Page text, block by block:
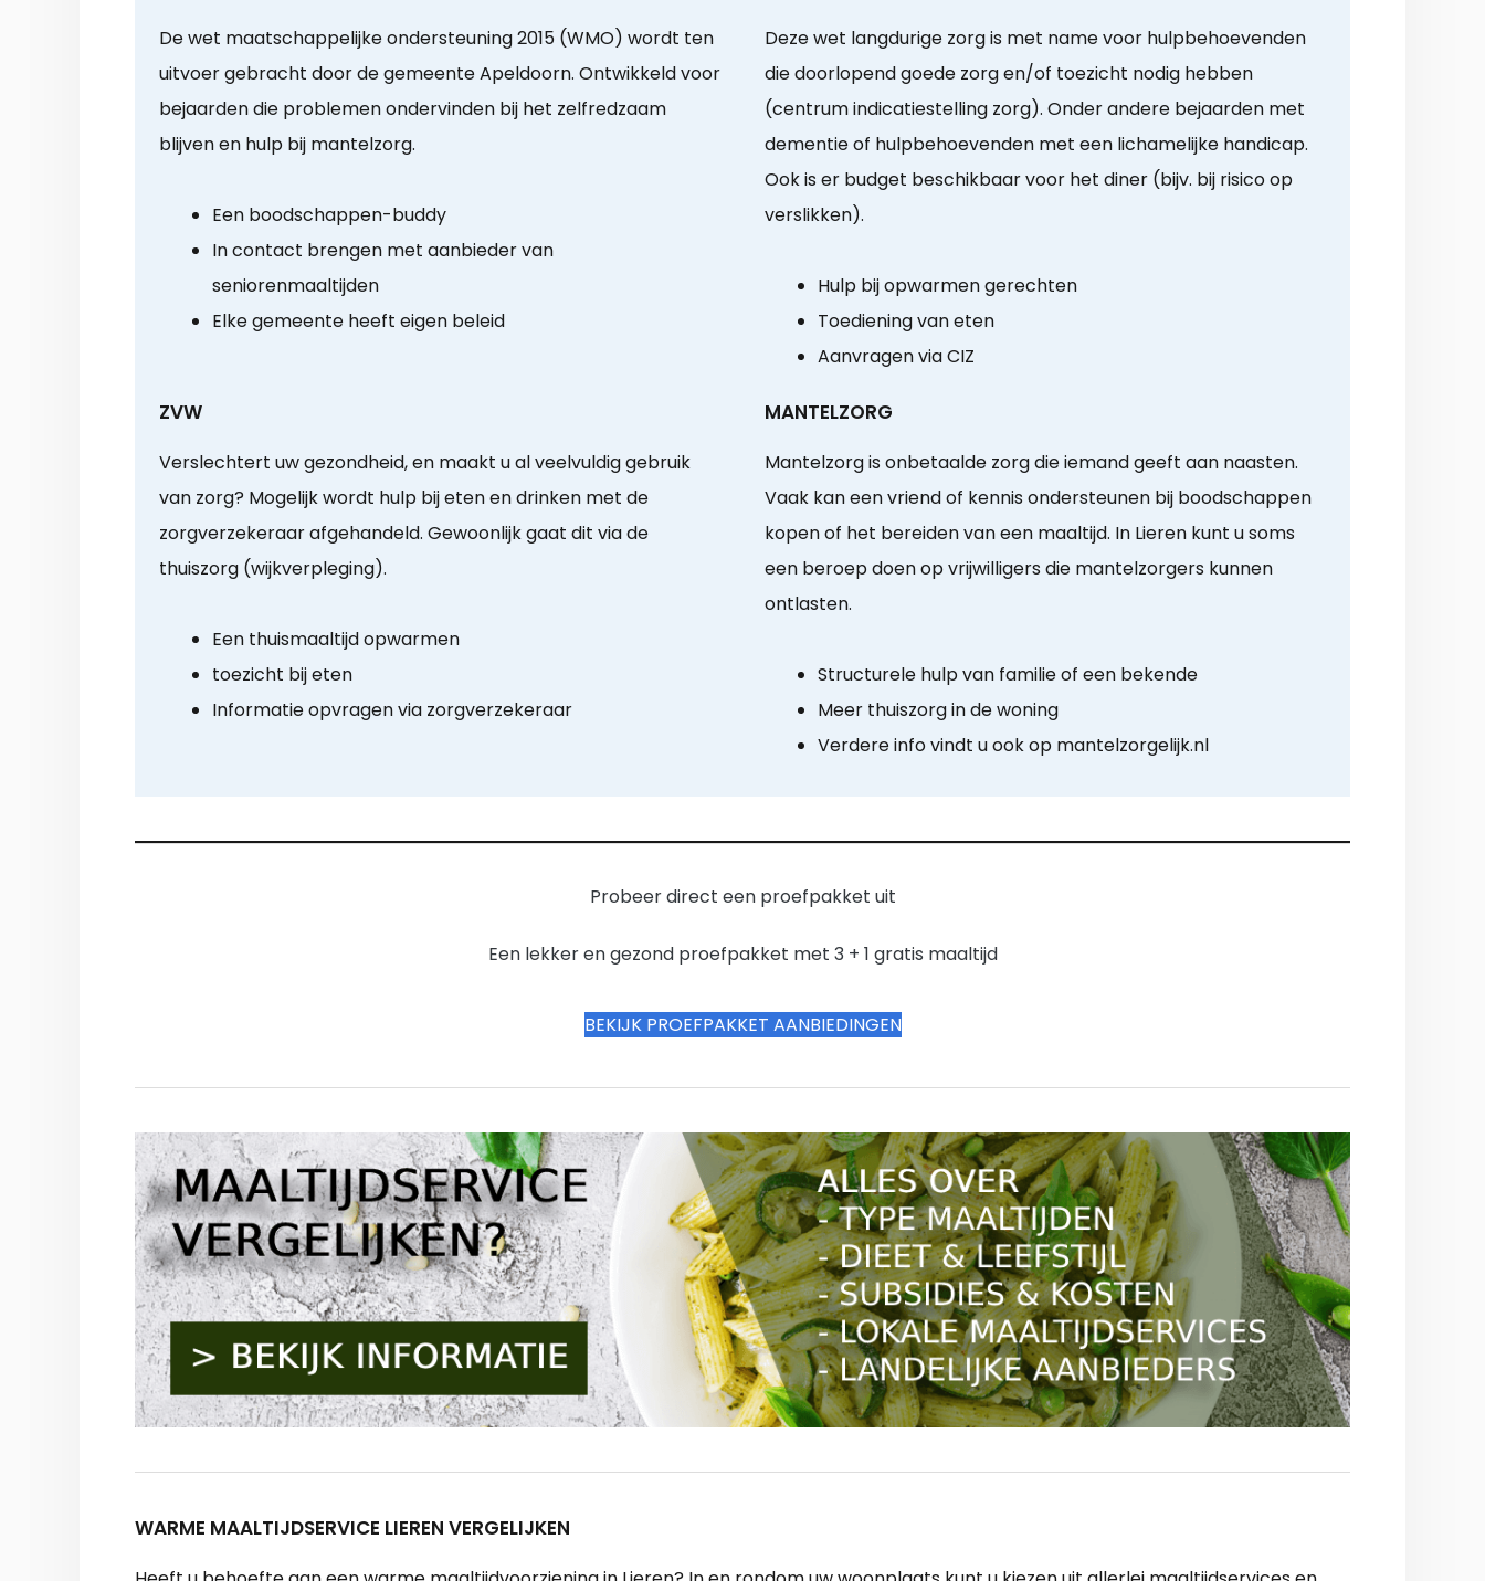
De wet maatschappelijke ondersteuning 2015 (WMO) wordt ten
uitvoer gebracht door de gemeente Apeldoorn. Ontwikkeld voor
bejaarden die problemen ondervinden bij het zelfredzaam
blijven en hulp bij mantelzorg.
Een boodschappen-buddy
In contact brengen met aanbieder van
seniorenmaaltijden
Elke gemeente heeft eigen beleid
Deze wet langdurige zorg is met name voor hulpbehoevenden
die doorlopend goede zorg en/of toezicht nodig hebben
(centrum indicatiestelling zorg). Onder andere bejaarden met
dementie of hulpbehoevenden met een lichamelijke handicap.
Ook is er budget beschikbaar voor het diner (bijv. bij risico op
verslikken).
Hulp bij opwarmen gerechten
Toediening van eten
Aanvragen via CIZ
ZVW
Verslechtert uw gezondheid, en maakt u al veelvuldig gebruik
van zorg? Mogelijk wordt hulp bij eten en drinken met de
zorgverzekeraar afgehandeld. Gewoonlijk gaat dit via de
thuiszorg (wijkverpleging).
Een thuismaaltijd opwarmen
toezicht bij eten
Informatie opvragen via zorgverzekeraar
MANTELZORG
Mantelzorg is onbetaalde zorg die iemand geeft aan naasten.
Vaak kan een vriend of kennis ondersteunen bij boodschappen
kopen of het bereiden van een maaltijd. In Lieren kunt u soms
een beroep doen op vrijwilligers die mantelzorgers kunnen
ontlasten.
Structurele hulp van familie of een bekende
Meer thuiszorg in de woning
Verdere info vindt u ook op mantelzorgelijk.nl
Probeer direct een proefpakket uit
Een lekker en gezond proefpakket met 3 + 1 gratis maaltijd
BEKIJK PROEFPAKKET AANBIEDINGEN
WARME MAALTIJDSERVICE LIEREN VERGELIJKEN